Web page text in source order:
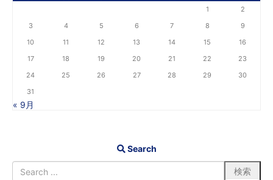
1
2
3
4 5 6 7 8
9
10
11 12 13 14 15
16
17
18 19 20 21 22
23
24
25 26 27 28 29
30
31
« 9月
Search